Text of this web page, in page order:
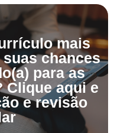
mais
chances
para as
Clique aqui e
e revisão